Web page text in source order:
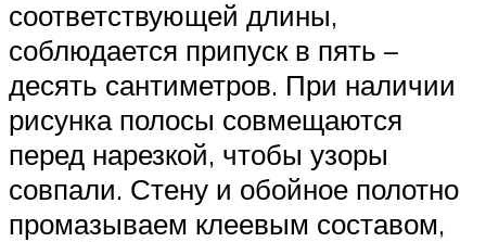
соответствующей длины,
соблюдается припуск в пять –
десять сантиметров. При наличии
рисунка полосы совмещаются
перед нарезкой, чтобы узоры
совпали. Стену и обойное полотно
промазываем клеевым составом,